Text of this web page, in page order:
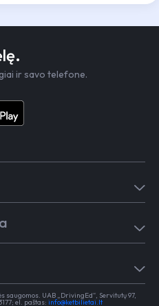
ir savo telefone.
UAB „DrivingEd“, Servitutų 97,
el. paštas: info@ketbilietai.lt